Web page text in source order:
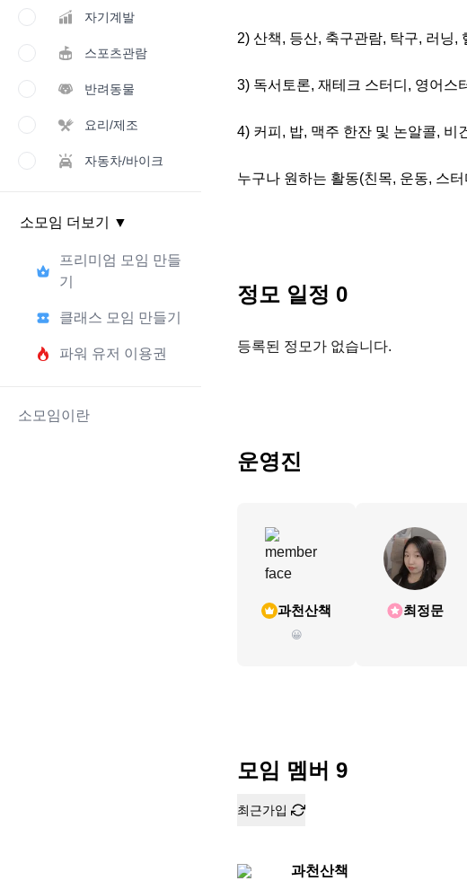
자기계발
스포츠관람
반려동물
요리/제조
자동차/바이크
소모임 더보기 ▼
프리미엄 모임 만들
기
클래스 모임 만들기
파워 유저 이용권
소모임이란
2) 산책, 등산, 축구관람, 탁구, 러닝,
3) 독서토론, 재테크 스터디, 영어스
4) 커피, 밥, 맥주 한잔 및 논알콜, 비
누구나 원하는 활동(친목, 운동, 스
정모 일정 0
등록된 정모가 없습니다.
운영진
과천산책
😀
최정문
모임 멤버 9
최근가입
과천산책